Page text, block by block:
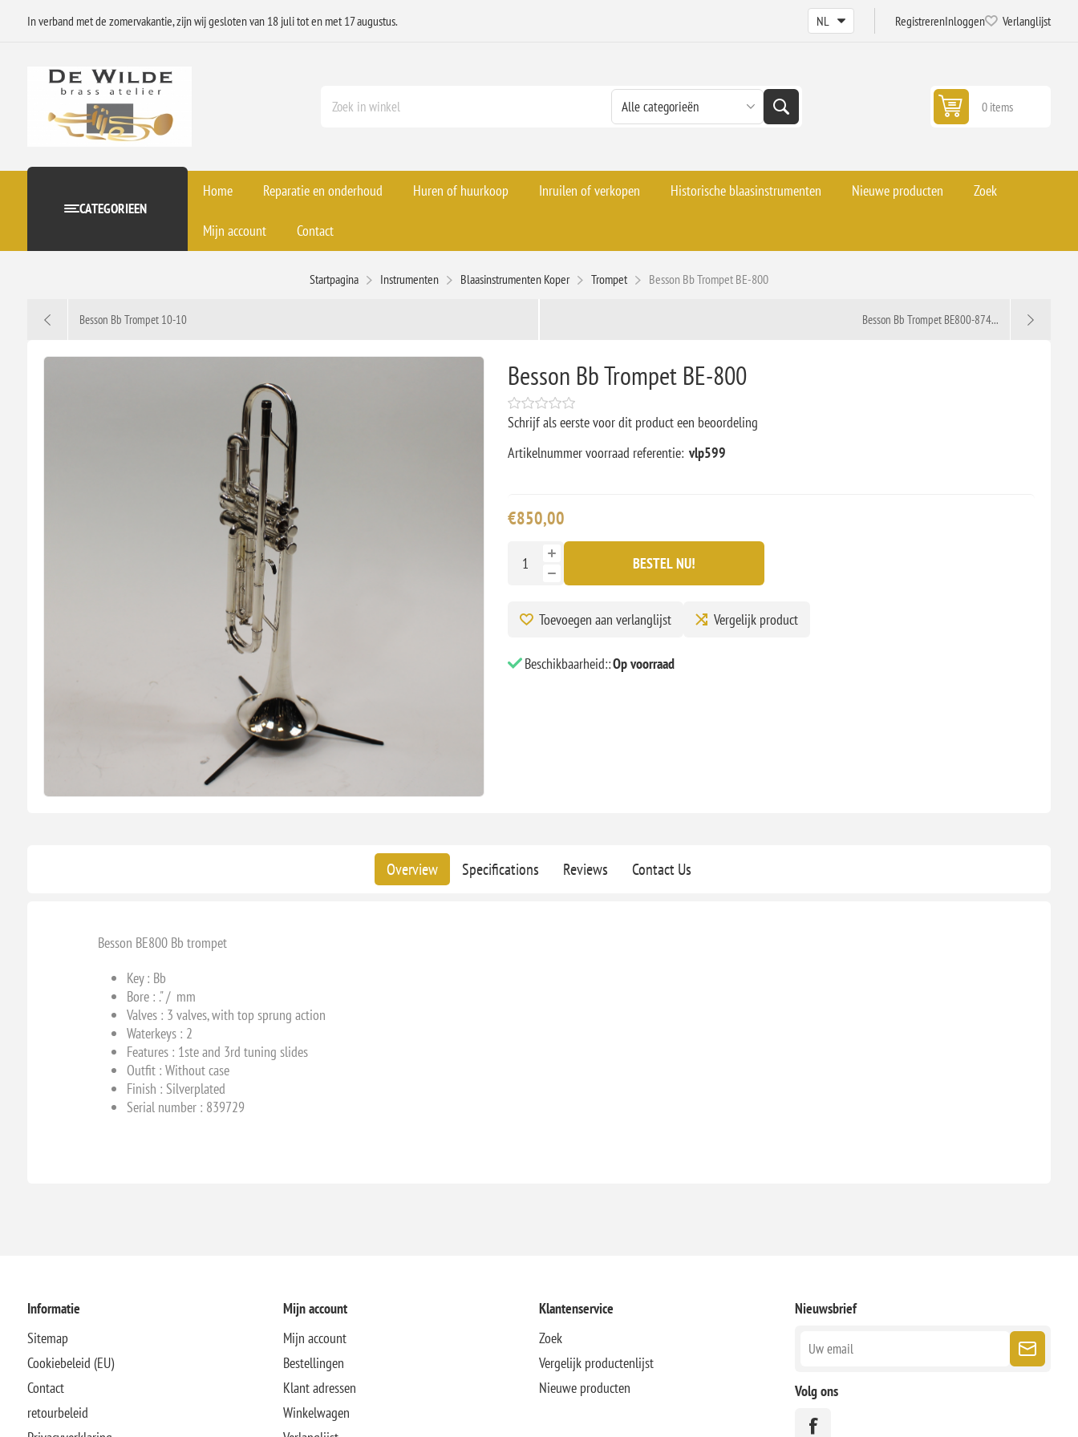
In verband met de zomervakantie, zijn wij gesloten van 18 juli tot en met 17 augustus. RegistrerenInloggen Verlanglijst
0 items
CATEGORIEEN
Home Reparatie en onderhoud Huren of huurkoop Inruilen of verkopen Historische blaasinstrumenten Nieuwe producten Zoek
Mijn account Contact
Startpagina Instrumenten Blaasinstrumenten Koper Trompet Besson Bb Trompet BE-800
Besson Bb Trompet 10-10 Besson Bb Trompet BE800-874...
Besson Bb Trompet BE-800
Schrijf als eerste voor dit product een beoordeling
Artikelnummer voorraad referentie: vlp599
€850,00
BESTEL NU!
Toevoegen aan verlanglijst Vergelijk product
Beschikbaarheid::Op voorraad
Overview Specifications Reviews Contact Us
Besson BE800 Bb trompet
Key : Bb
Bore : . " / mm
Valves : 3 valves, with top sprung action
Waterkeys : 2
Features : 1ste and 3rd tuning slides
Outfit : Without case
Finish : Silverplated
Serial number : 839729
Informatie
Sitemap
Cookiebeleid (EU)
Contact
retourbeleid
Mijn account
Mijn account
Bestellingen
Klant adressen
Winkelwagen
Klantenservice
Zoek
Vergelijk productenlijst
Nieuwe producten
Nieuwsbrief
Volg ons